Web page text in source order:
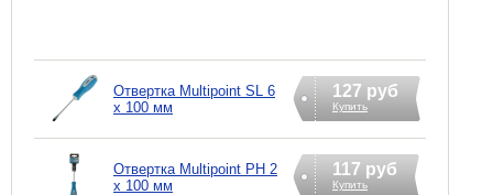
Отвертка Multipoint SL 6
х 100 мм
127 руб
Купить
Отвертка Multipoint PH 2
х 100 мм
117 руб
Купить